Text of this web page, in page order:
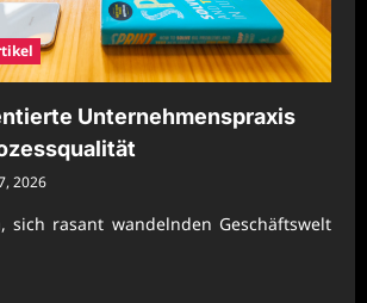
Unternehmenspraxis
2026
rasant wandelnden Geschäftswelt